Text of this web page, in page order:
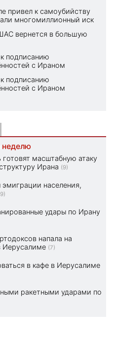
привел к самоубийству
многомиллионный иск
вернется в большую
подписанию
с Ираном
подписанию
с Ираном
масштабную атаку
Ирана (9)
населения,
удары по Ирану
напала на
Иерусалиме (7)
в кафе в Иерусалиме
ракетными ударами по